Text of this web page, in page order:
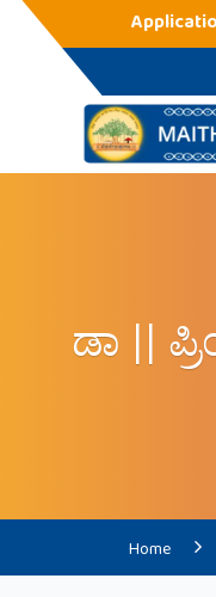
Main
ಡಾ ||
Home